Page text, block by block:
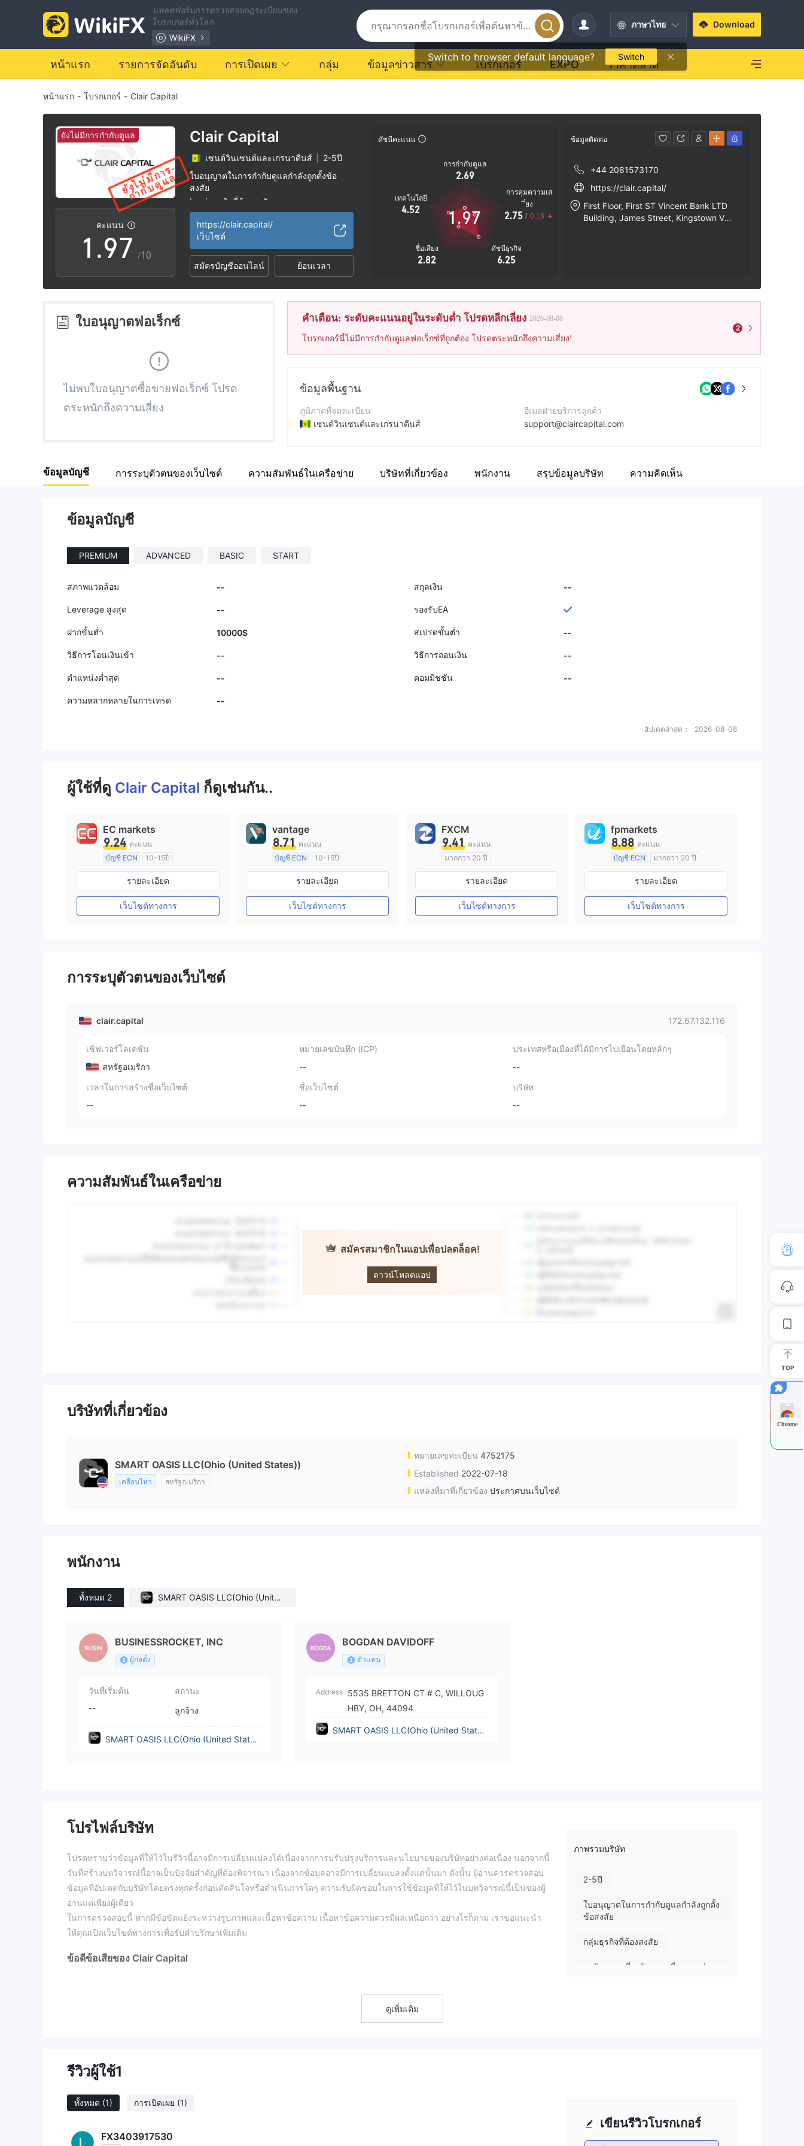
แพลตฟอร์มการตรวจสอบกฎระเบียบของ
โบรกเกอร์ทั่วโลก
WikiFX
ภาษาไทย
Switch to browser default language? Switch
Download
หน้าแรก รายการจัดอันดับ การเปิดเผย กลุ่ม ข้อมูลข่าวสาร โบรกเกอร์ EXPO ราคาตลาด
หน้าแรก - โบรกเกอร์ - Clair Capital
ยังไม่มีการกำกับดูแล
คะแนน
0
1
2
3
5
6
8
9
.
3
4
5
6
7
8
9
1
2
3
4
5
6
7
8
9
/10
Clair Capital
เซนต์วินเซนต์และเกรนาดีนส์
2-5ปี
ใบอนุญาตในการกำกับดูแลกำลังถูกตั้งข้อ
สงสัย
| กลุ่มธุรกิจที่ต้องสงสัย
|
https://clair.capital/
เว็บไซต์
สมัครบัญชีออนไลน์ ย้อนเวลา
ดัชนีคะแนน
การกำกับดูแล
2.69
เทคโนโลยี
4.52
ชื่อเสียง
2.82
ดัชนีธุรกิจ
6.25
การคุมความเส
ี่ยง
2.75 / 0.18
1.97
ข้อมูลติดต่อ
+44 2081573170
https://clair.capital/
First Floor, First ST Vincent Bank LTD
Building, James Street, Kingstown VC
ใบอนุญาตฟอเร็กซ์
ไม่พบใบอนุญาตซื้อขายฟอเร็กซ์ โปรด
ตระหนักถึงความเสี่ยง
คำเตือน: ระดับคะแนนอยู่ในระดับต่ำ โปรดหลีกเลี่ยง 2026-08-08
โบรกเกอร์นี้ไม่มีการกำกับดูแลฟอเร็กซ์ที่ถูกต้อง โปรดตระหนักถึงความเสี่ยง!
2
ข้อมูลพื้นฐาน
ภูมิภาคที่จดทะเบียน
เซนต์วินเซนต์และเกรนาดีนส์
ชื่อบริษัท
อีเมลฝ่ายบริการลูกค้า
support@claircapital.com
เว็บไซต์ของบริษัท
ข้อมูลบัญชี การระบุตัวตนของเว็บไซต์ ความสัมพันธ์ในเครือข่าย บริษัทที่เกี่ยวข้อง พนักงาน สรุปข้อมูลบริษัท ความคิดเห็น
ข้อมูลบัญชี
PREMIUM ADVANCED BASIC START
สภาพแวดล้อม -- สกุลเงิน --
Leverage สูงสุด -- รองรับEA
ฝากขั้นต่ำ 10000$ สเปรดขั้นต่ำ --
วิธีการโอนเงินเข้า -- วิธีการถอนเงิน --
ตำแหน่งต่ำสุด -- คอมมิชชัน --
ความหลากหลายในการเทรด --
อัปเดตล่าสุด： 2026-08-08
ผู้ใช้ที่ดู Clair Capital ก็ดูเช่นกัน..
EC markets
9.24 คะแนน
บัญชี ECN
10-15ปี
การกำกับดูแล ออสเตรเลีย
ใบอนุญาต MT4 แบบเต็ม
รายละเอียด
เว็บไซต์ทางการ
vantage
8.71 คะแนน
บัญชี ECN
10-15ปี
การกำกับดูแล ออสเตรเลีย
ใบอนุญาต MT4 แบบเต็ม
รายละเอียด
เว็บไซต์ทางการ
FXCM
9.41 คะแนน
มากกว่า 20 ปี
การกำกับดูแล ออสเตรเลีย
ใบอนุญาต MT4 แบบเต็ม
รายละเอียด
เว็บไซต์ทางการ
fpmarkets
8.88 คะแนน
บัญชี ECN
มากกว่า 20 ปี
การกำกับดูแล ออสเตรเลีย
ใบอนุญาต MT4 แบบเต็ม
รายละเอียด
เว็บไซต์ทางการ
การระบุตัวตนของเว็บไซต์
clair.capital 172.67.132.116
เซิฟเวอร์โลเคชั่น
สหรัฐอเมริกา
หมายเลขบันทึก (ICP)
--
ประเทศหรือเมืองที่ได้มีการไปเยือนโดยหลักๆ
--
เวลาในการสร้างชื่อเว็บไซต์
--
ชื่อเว็บไซต์
--
บริษัท
--
ความสัมพันธ์ในเครือข่าย
สมัครสมาชิกในแอปเพื่อปลดล็อค!
ดาวน์โหลดแอป
บริษัทที่เกี่ยวข้อง
SMART OASIS LLC(Ohio (United States))
เคลื่อนไหว สหรัฐอเมริกา
หมายเลขทะเบียน 4752175
Established 2022-07-18
แหล่งที่มาที่เกี่ยวข้อง ประกาศบนเว็บไซต์
พนักงาน
ทั้งหมด 2
SMART OASIS LLC(Ohio (United
BUSINESSROCKET, INC
ผู้ก่อตั้ง
วันที่เริ่มต้น
--
สถานะ
ลูกจ้าง
SMART OASIS LLC(Ohio (United State
BOGDAN DAVIDOFF
ตัวแทน
Address 5535 BRETTON CT # C, WILLOUG
HBY, OH, 44094
SMART OASIS LLC(Ohio (United State
โปรไฟล์บริษัท
โปรดทราบว่าข้อมูลที่ให้ไว้ในรีวิวนี้อาจมีการเปลี่ยนแปลงได้เนื่องจากการปรับปรุงบริการและนโยบายของบริษัทอย่างต่อเนื่อง นอกจากนี้
วันที่สร้างบทวิจารณ์นี้อาจเป็นปัจจัยสำคัญที่ต้องพิจารณา เนื่องจากข้อมูลอาจมีการเปลี่ยนแปลงตั้งแต่นั้นมา ดังนั้น ผู้อ่านควรตรวจสอบ
ข้อมูลที่อัปเดตกับบริษัทโดยตรงทุกครั้งก่อนตัดสินใจหรือดำเนินการใดๆ ความรับผิดชอบในการใช้ข้อมูลที่ให้ไว้ในบทวิจารณ์นี้เป็นของผู้
อ่านแต่เพียงผู้เดียว
ในการตรวจสอบนี้ หากมีข้อขัดแย้งระหว่างรูปภาพและเนื้อหาข้อความ เนื้อหาข้อความควรมีผลเหนือกว่า อย่างไรก็ตาม เราขอแนะนำ
ให้คุณเปิดเว็บไซต์ทางการเพื่อรับคำปรึกษาเพิ่มเติม
ข้อดีข้อเสียของ Clair Capital
ตราสารที่หลากหลาย: บริษัทนำเสนอเครื่องมือการซื้อขายที่หลากหลาย รวมถึงคู่ Forex สินค้าโภคภัณฑ์ หุ้น สกุลเงินดิจิทัล และดัชนี
ทรัพยากรการศึกษา: Clair Capital จัดเตรียมแหล่งข้อมูลด้านการศึกษามากมาย เช่น ปฏิทินเศรษฐกิจ รายงานตลาด และวิดีโอสอนการ
ใช้งาน ซึ่งจะเป็นประโยชน์สำหรับเทรดเดอร์ในการปรับปรุงความรู้และทักษะในการเทรด
การสนับสนุนลูกค้าที่ดี: บริษัทมีตัวเลือกการสนับสนุนลูกค้ามากมาย รวมถึงอีเมล โทรศัพท์ แชทสด และบริการ 24/7 ซึ่งสามารถให้ความ
ช่วยเหลือแก่ผู้ค้าได้อย่างรวดเร็วและมีประสิทธิภาพ
อลหม่าน: Clair Capital ไม่ได้รับการควบคุมโดยหน่วยงานกำกับดูแลใด ๆ ซึ่งอาจก่อให้เกิดความเสี่ยงต่อผู้ค้าที่อาจไม่ได้รับการคุ้มครอง
ภาพรวมบริษัท
2-5ปี
ใบอนุญาตในการกำกับดูแลกำลังถูกตั้ง
ข้อสงสัย
กลุ่มธุรกิจที่ต้องสงสัย
ระวังความเสี่ยงอันตรายที่อาจจะซ่อน
ดูเพิ่มเติม
รีวิวผู้ใช้1
ทั้งหมด (1) การเปิดเผย (1)
FX3403917530
เขียนรีวิวโบรกเกอร์
TOP
Chrome